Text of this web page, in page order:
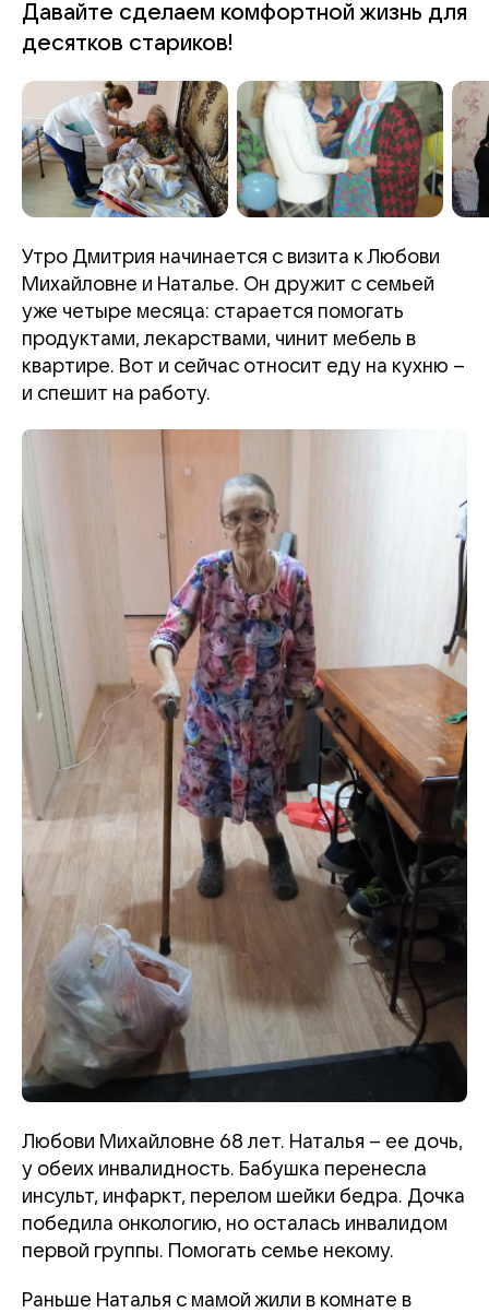
Давайте сделаем комфортной жизнь для
десятков стариков!
Утро Дмитрия начинается с визита к Любови
Михайловне и Наталье. Он дружит с семьей
уже четыре месяца: старается помогать
продуктами, лекарствами, чинит мебель в
квартире. Вот и сейчас относит еду на кухню –
и спешит на работу.
Любови Михайловне 68 лет. Наталья – ее дочь,
у обеих инвалидность. Бабушка перенесла
инсульт, инфаркт, перелом шейки бедра. Дочка
победила онкологию, но осталась инвалидом
первой группы. Помогать семье некому.
Раньше Наталья с мамой жили в комнате в